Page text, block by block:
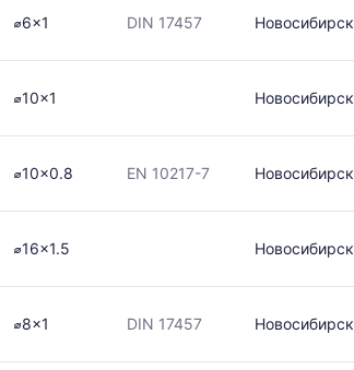
⌀6x1 DIN 17457 Новосибирск
⌀10x1 Новосибирск
⌀10x0.8 EN 10217-7 Новосибирск
⌀16x1.5 Новосибирск
⌀8x1 DIN 17457 Новосибирск